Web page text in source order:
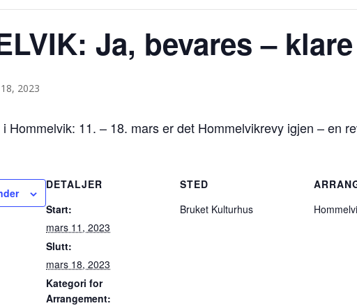
Ja, bevares –
2023
Hommelvik: 11. – 18. mars er det Hommelvikrevy igjen – en
DETALJER
Start:
mars 11, 2023
Slutt:
mars 18, 2023
Kategori for
Arrangement:
STED
Bruket Kulturhus